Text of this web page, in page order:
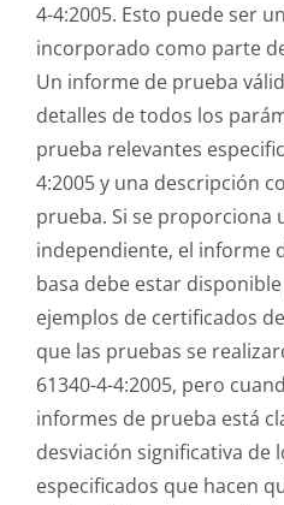
4-4:2005. Esto puede ser
incorporado como parte
Un informe de prueba
detalles de todos los
prueba relevantes
4:2005 y una descripción
prueba. Si se proporciona
independiente, el informe
basa debe estar
ejemplos de certificados
que las pruebas se
61340-4-4:2005, pero
informes de prueba está
desviación significativa de
especificados que hacen